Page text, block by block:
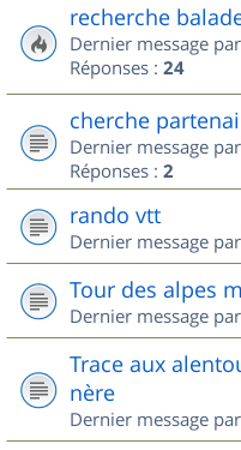
recherche
Dernier message par
Réponses : 24
cherche
Dernier message par
Réponses : 2
rando vtt
Dernier message par
Tour des alpes
Dernier message par
Trace aux
nère
Dernier message par